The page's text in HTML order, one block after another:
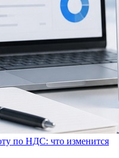
по НДС: что изменится